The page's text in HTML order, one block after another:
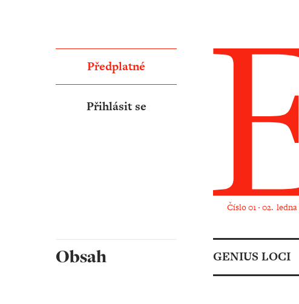
Číslo 01 ‧ 02. ledna
Předplatné
Přihlásit se
Obsah GENIUS LOCI